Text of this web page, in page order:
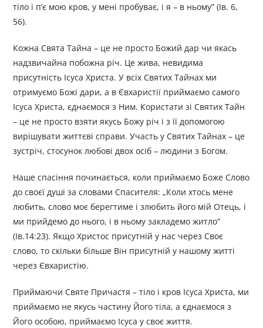
тіло і п’є мою кров, у мені пробуває, і я – в ньому” (Ів. 6,
56).
Кожна Свята Тайна – це не просто Божий дар чи якась
надзвичайна побожна річ. Це жива, невидима
присутність Ісуса Христа. У всіх Святих Тайнах ми
отримуємо Божі дари, а в Євхаристії приймаємо самого
Ісуса Христа, єднаємося з Ним. Користати зі Святих Тайн
– це не просто взяти якусь Божу річ і з її допомогою
вирішувати життєві справи. Участь у Святих Тайнах – це
зустріч, стосунок любові двох осіб – людини з Богом.
Наше спасіння починається, коли приймаємо Боже Слово
до своєї душі за словами Спасителя: „Коли хтось мене
любить, слово моє берегтиме і злюбить його мій Отець, і
ми прийдемо до нього, і в ньому закладемо житло”
(Ів.14:23). Якщо Христос присутній у нас через Своє
слово, то скільки більше Він присутній у нашому житті
через Євхаристію.
Приймаючи Святе Причастя – тіло і кров Ісуса Христа, ми
приймаємо не якусь частину Його тіла, а єднаємося з
Його особою, приймаємо Ісуса у своє життя.